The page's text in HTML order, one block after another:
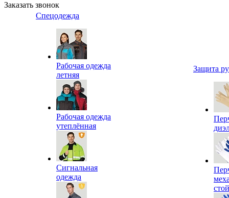
Заказать звонок
Спецодежда
Рабочая одежда
летняя
Рабочая одежда
утеплённая
Сигнальная
одежда
Защита